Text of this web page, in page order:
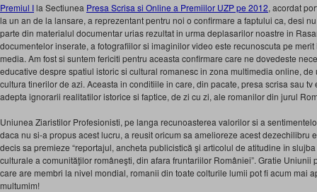
Premiul Ila Sectiunea Presa Scrisa si Online a Premiilor UZP pe 2012, acordat
la un an de la lansare, a reprezentant pentru noi o confirmare a faptului ca, desi
parte din materialul documentar urias rezultat in urma deplasarilor noastre in
documentelor inserate, a fotografiilor si imaginilor video este recunoscuta pe
media. Am fost si suntem fericiti pentru aceasta confirmare care ne dovedeste
educative despre spatiul istoric si cultural romanesc in zona multimedia online,
cultura tinerilor de azi. Aceasta in conditiile in care, din pacate, presa scrisa sau tv
adepta ignorarii realitatilor istorice si faptice, de zi cu zi, ale romanilor din jurul
Uniunea Ziaristilor Profesionisti, pe langa recunoasterea valorilor si a
daca nu si-a propus acest lucru, a reusit oricum sa amelioreze acest dezechilibru
decis sa premieze “reportajul, ancheta publicistică şi articolul de atitudine în
culturale a comunităţilor româneşti, din afara fruntariilor României”. Gratie Uniunii
care are membri la nivel mondial, romanii din toate colturile lumii pot fi acum mai
multumim!